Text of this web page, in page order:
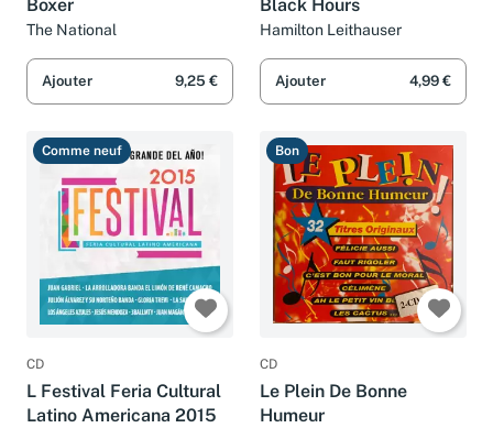
Boxer
The National
Ajouter 9,25 €
Black Hours
Hamilton Leithauser
Ajouter 4,99 €
Comme neuf
CD
L Festival Feria Cultural
Latino Americana 2015
Bon
CD
Le Plein De Bonne
Humeur